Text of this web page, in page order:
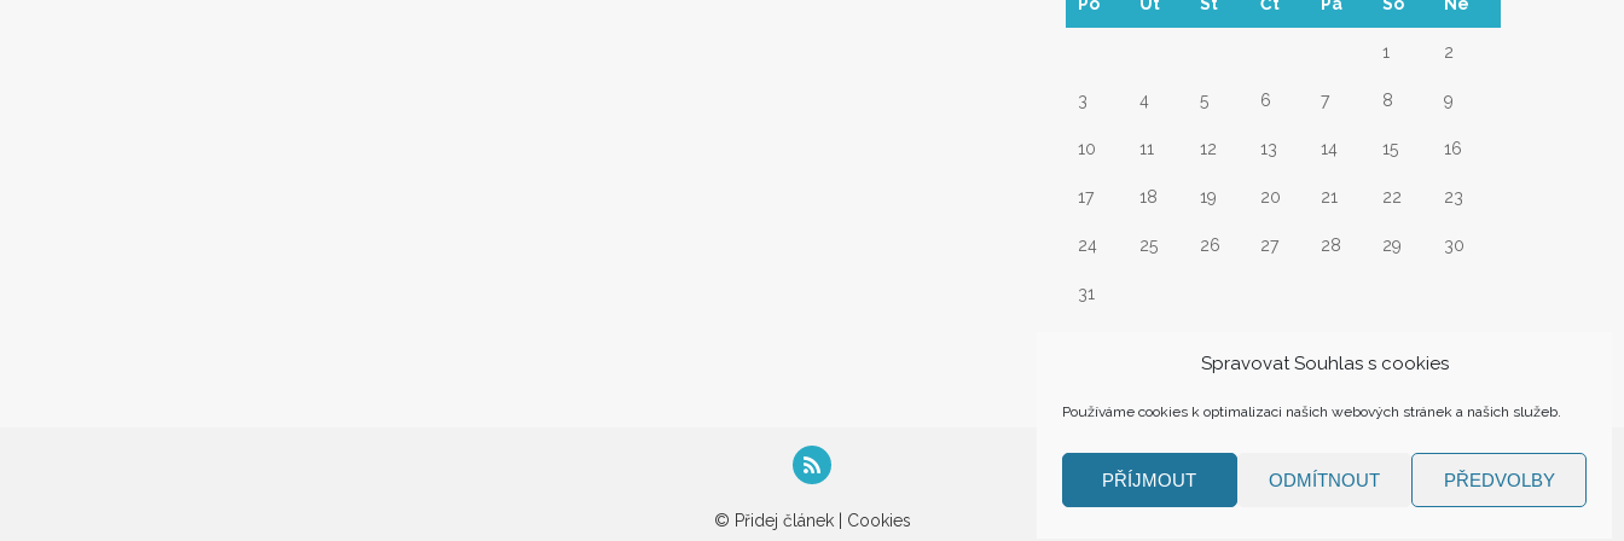
Spravovat Souhlas s cookies
Používáme cookies k optimalizaci našich webových stránek a našich služeb.
PŘÍJMOUT ODMÍTNOUT PŘEDVOLBY
1 2
3 4 5 6 7 8 9
10 11 12 13 14 15 16
17 18 19 20 21 22 23
24 25 26 27 28 29 30
31
© Přidej článek | Cookies